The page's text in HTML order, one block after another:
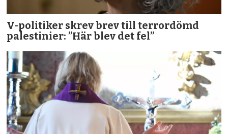
V-politiker skrev brev till terror­dömd
palestinier: ”Här blev det fel”